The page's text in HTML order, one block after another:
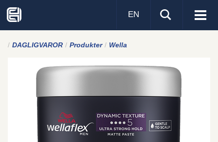
Visa
EN
DAGLIGVAROR Produkter Wella